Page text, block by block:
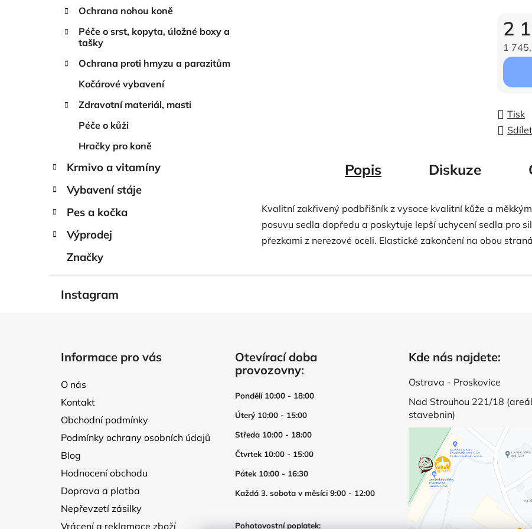
Ochrana nohou koně
Péče o srst, kopyta, úložné boxy a
tašky
Ochrana proti hmyzu a parazitům
Kočárové vybavení
Zdravotní materiál, masti
Péče o kůži
Hračky pro koně
Krmivo a vitamíny
Vybavení stáje
Pes a kočka
Výprodej
Značky
2
1
Měrná
Tisk
Sdílet
Popis Diskuze
Kvalitní zakřivený podbřišník z vysoce kvalitní kůže a
posuvu sedla dopředu a poskytuje lepší uchycení sedla pro
přezkami z nerezové oceli. Elastické zakončení na obou
Instagram
Informace pro vás
O nás
Kontakt
Obchodní podmínky
Podmínky ochrany osobních údajů
Blog
Hodnocení obchodu
Doprava a platba
Nepřevzetí zásilky
Vrácení a reklamace zboží
Otevírací doba
provozovny:
Pondělí 10:00 - 18:00
Úterý 10:00 - 15:00
Středa 10:00 - 18:00
Čtvrtek 10:00 - 15:00
Pátek 10:00 - 16:30
Každá 3. sobota v měsíci 9:00 - 12:00
Pohotovostní poplatek:
Kde nás najdete:
Ostrava - Proskovice
Nad Strouhou 221/18 (areál
stavebnin)